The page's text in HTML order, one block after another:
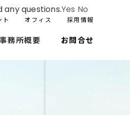
ト オフィス 採用情報
事務所概要 お問合せ
any questions.Yes No